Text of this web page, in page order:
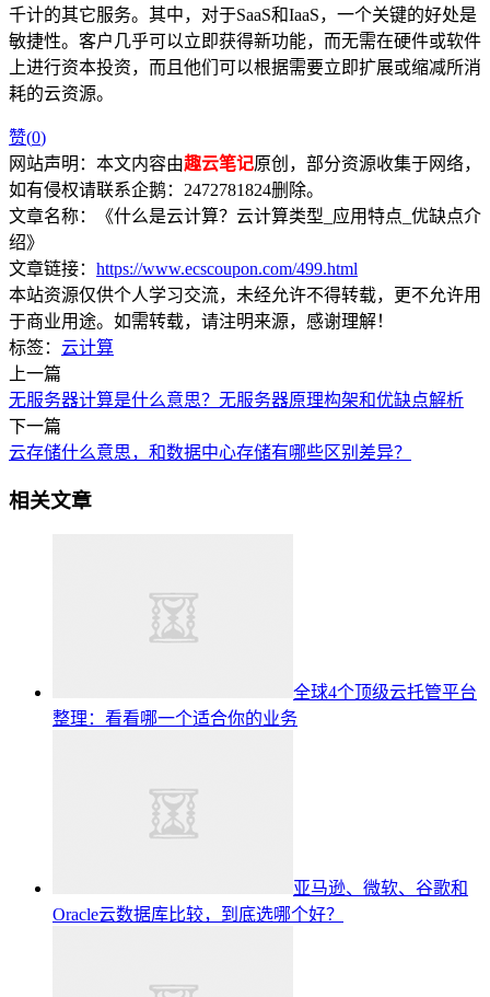
千计的其它服务。其中，对于SaaS和IaaS，一个关键的好处是
敏捷性。客户几乎可以立即获得新功能，而无需在硬件或软件
上进行资本投资，而且他们可以根据需要立即扩展或缩减所消
耗的云资源。
赞(0)
网站声明：本文内容由趣云笔记原创，部分资源收集于网络，
如有侵权请联系企鹅：2472781824删除。
文章名称：《什么是云计算？云计算类型_应用特点_优缺点介
绍》
文章链接： https://www.ecscoupon.com/499.html
本站资源仅供个人学习交流，未经允许不得转载，更不允许用
于商业用途。如需转载，请注明来源，感谢理解！
标签： 云计算
上一篇
无服务器计算是什么意思？无服务器原理构架和优缺点解析
下一篇
云存储什么意思，和数据中心存储有哪些区别差异？
相关文章
全球4个顶级云托管平台
整理：看看哪一个适合你的业务
亚马逊、微软、谷歌和
Oracle云数据库比较，到底选哪个好？